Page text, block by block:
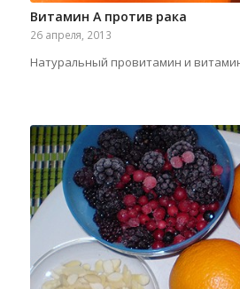
Витамин А против рака
26 апреля, 2013
Натуральный провитамин и